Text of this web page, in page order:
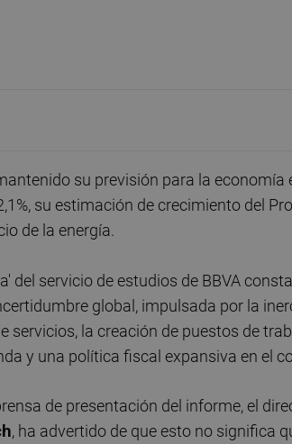
su previsión para la economía
su estimación de crecimiento del
de la energía.
del servicio de estudios de BBVA
global, impulsada por la
servicios, la creación de puestos de
y una política fiscal expansiva en el
de presentación del informe, el
, ha advertido de que esto no significa